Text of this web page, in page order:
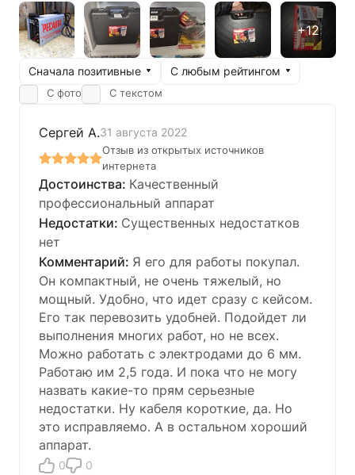
Сначала позитивные С любым рейтингом
С фото С текстом
Сергей А.31 августа 2022
Отзыв из открытых источников
интернета
Качественный
профессиональный аппарат
Существенных недостатков
нет
Я его для работы покупал.
Он компактный, не очень тяжелый, но
мощный. Удобно, что идет сразу с кейсом.
Его так перевозить удобней. Подойдет ли
выполнения многих работ, но не всех.
Можно работать с электродами до 6 мм.
Работаю им 2,5 года. И пока что не могу
назвать какие-то прям серьезные
недостатки. Ну кабеля короткие, да. Но
это исправляемо. А в остальном хороший
аппарат.
0 0